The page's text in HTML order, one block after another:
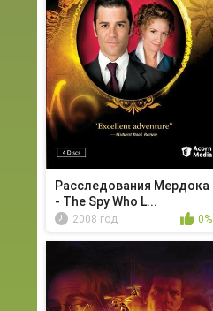
Расследования Мердока
- The Spy Who L...
2008 год 0%